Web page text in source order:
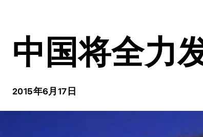
中国将全力
2015年6月17日